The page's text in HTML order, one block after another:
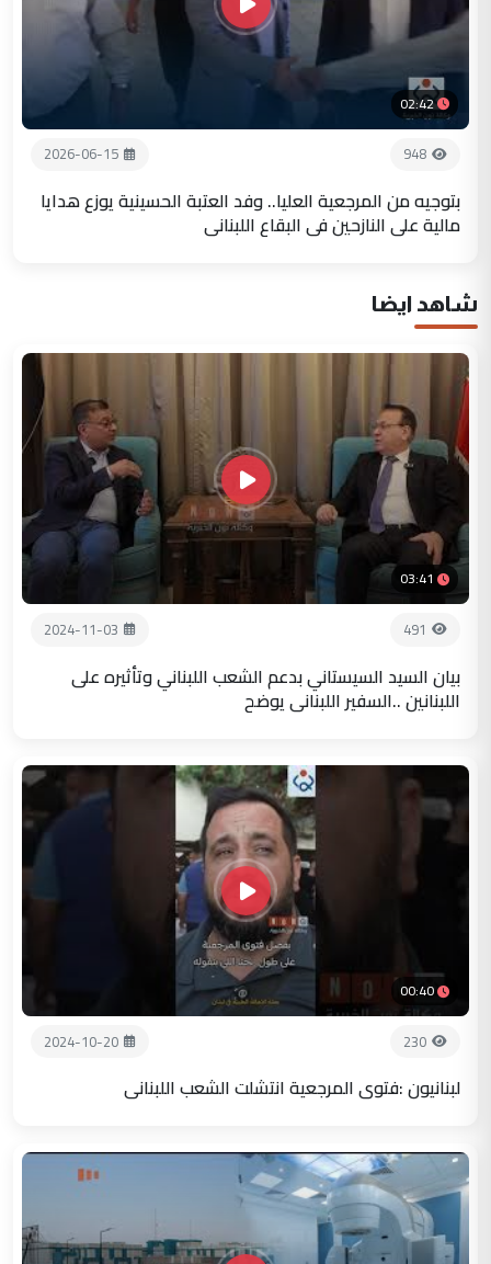
02:42
948
2026-06-15
بتوجيه من المرجعية العليا.. وفد العتبة الحسينية يوزع هدايا
مالية على النازحين في البقاع اللبناني
شاهد ايضا
03:41
491
2024-11-03
بيان السيد السيستاني بدعم الشعب اللبناني وتأثيره على
اللبنانين ..السفير اللبناني يوضح
00:40
230
2024-10-20
لبنانيون :فتوى المرجعية انتشلت الشعب اللبناني